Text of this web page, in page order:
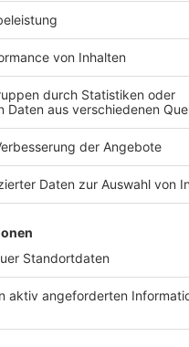
GROUP
BAYERN
Kontakt
Studio-Hotline
Verkehrs-Hotline
Newsletter